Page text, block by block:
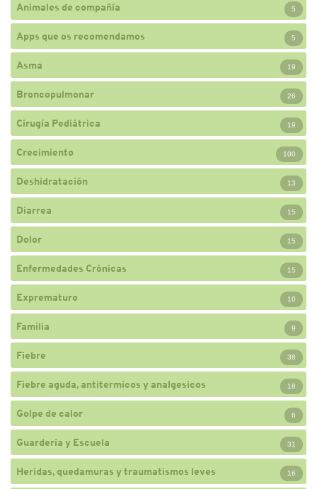
Animales de compañía 5
Apps que os recomendamos 5
Asma 19
Broncopulmonar 26
Cirugía Pediátrica 19
Crecimiento 100
Deshidratación 13
Diarrea 15
Dolor 15
Enfermedades Crónicas 15
Exprematuro 10
Familia 9
Fiebre 38
Fiebre aguda, antitermicos y analgesicos 18
Golpe de calor 6
Guardería y Escuela 31
Heridas, quedamuras y traumatismos leves 16